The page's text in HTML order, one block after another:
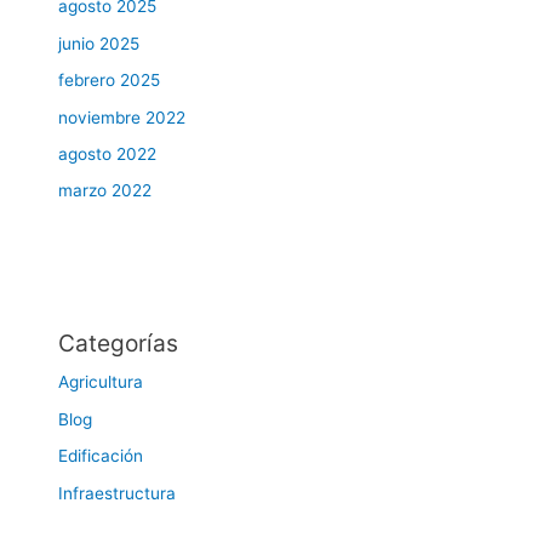
agosto 2025
junio 2025
febrero 2025
noviembre 2022
agosto 2022
marzo 2022
Categorías
Agricultura
Blog
Edificación
Infraestructura